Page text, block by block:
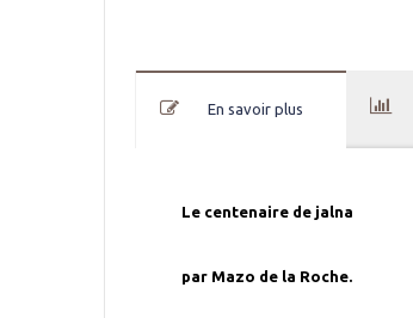
En savoir plus
Le centenaire de jalna
par Mazo de la Roche.